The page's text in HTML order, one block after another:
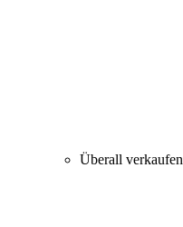
Überall verkaufen